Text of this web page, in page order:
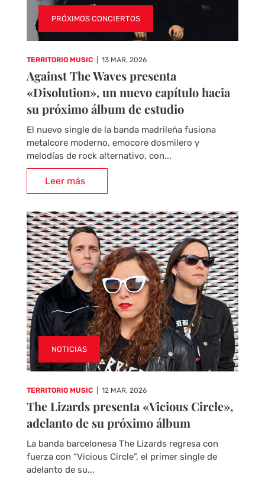
PRÓXIMOS CONCIERTOS
TERRITORIO MUSIC 13 MAR, 2026
Against The Waves presenta
«Disolution», un nuevo capítulo hacia
su próximo álbum de estudio
El nuevo single de la banda madrileña fusiona
metalcore moderno, emocore dosmilero y
melodías de rock alternativo, con...
Leer más
NOTICIAS
TERRITORIO MUSIC 12 MAR, 2026
The Lizards presenta «Vicious Circle»,
adelanto de su próximo álbum
La banda barcelonesa The Lizards regresa con
fuerza con “Vicious Circle”, el primer single de
adelanto de su...